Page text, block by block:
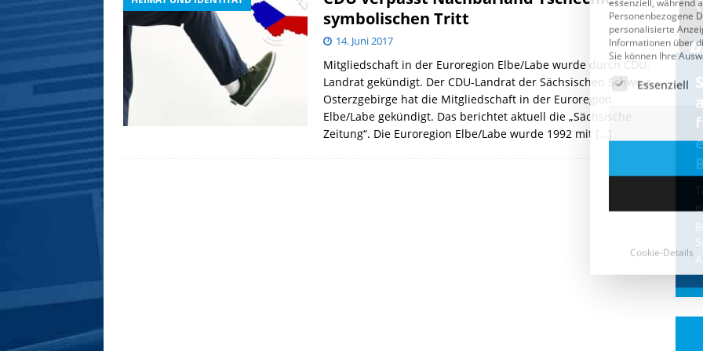
symbolischen Tritt
14. Juni 2017
Mitgliedschaft in der Euroregion Elbe/Labe wurde durch CDU-
Landrat gekündigt. Der CDU-Landrat der Sächsischen Schweiz
Osterzgebirge hat die Mitgliedschaft in der Euroregion
Elbe/Labe gekündigt. Das berichtet aktuell die „Sächsische
Zeitung“. Die Euroregion Elbe/Labe wurde 1992 mit […]
CDU & Ampel wollen nach
der Wahl wieder Afghanen
einfliegen: Zeit für ein
Asylmoratorium!
Cookie-Details